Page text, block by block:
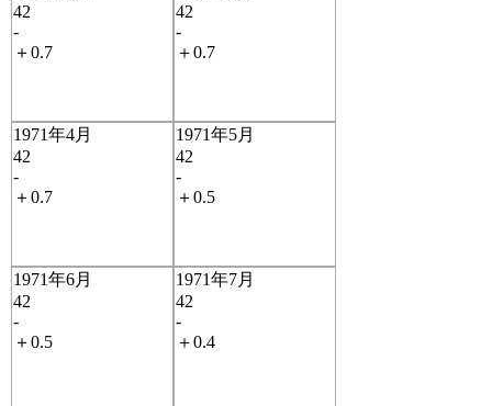
42
-
＋0.7
42
-
＋0.7
1971年4月
42
-
＋0.7
1971年5月
42
-
＋0.5
1971年6月
42
-
＋0.5
1971年7月
42
-
＋0.4